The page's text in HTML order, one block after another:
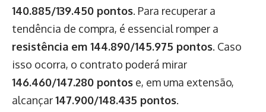
140.885/139.450 pontos. Para recuperar a
tendência de compra, é essencial romper a
resistência em 144.890/145.975 pontos. Caso
isso ocorra, o contrato poderá mirar
146.460/147.280 pontos e, em uma extensão,
alcançar147.900/148.435 pontos.